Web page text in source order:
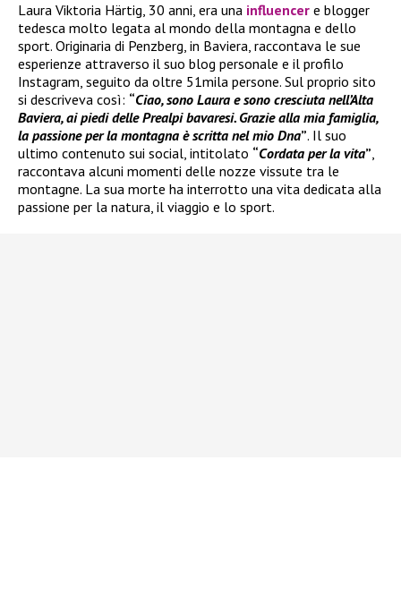
Laura Viktoria Härtig, 30 anni, era una influencer e blogger
tedesca molto legata al mondo della montagna e dello
sport. Originaria di Penzberg, in Baviera, raccontava le sue
esperienze attraverso il suo blog personale e il profilo
Instagram, seguito da oltre 51mila persone. Sul proprio sito
si descriveva così: “Ciao, sono Laura e sono cresciuta nell’Alta
Baviera, ai piedi delle Prealpi bavaresi. Grazie alla mia famiglia,
la passione per la montagna è scritta nel mio Dna”. Il suo
ultimo contenuto sui social, intitolato “Cordata per la vita”,
raccontava alcuni momenti delle nozze vissute tra le
montagne. La sua morte ha interrotto una vita dedicata alla
passione per la natura, il viaggio e lo sport.